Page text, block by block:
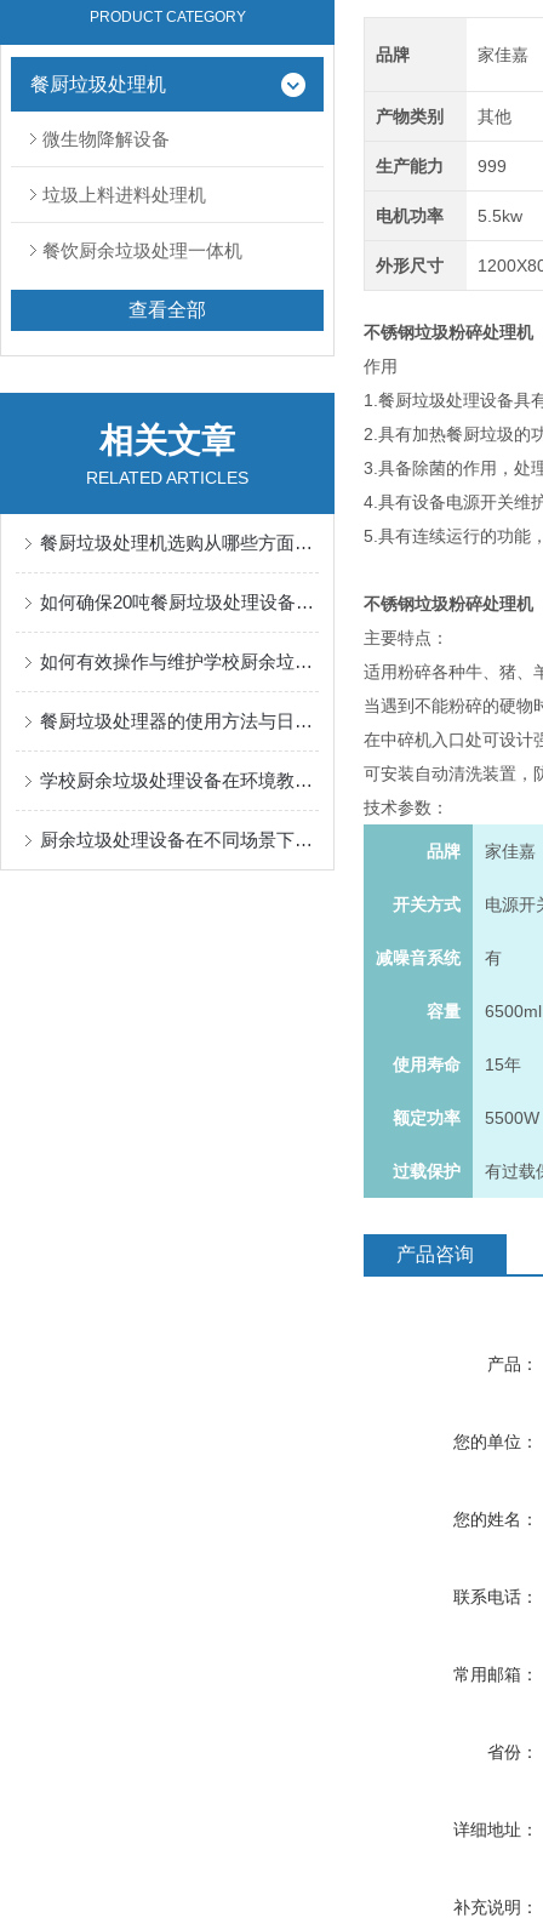
PRODUCT CATEGORY
餐厨垃圾处理机
微生物降解设备
垃圾上料进料处理机
餐饮厨余垃圾处理一体机
查看全部
相关文章
RELATED ARTICLES
餐厨垃圾处理机选购从哪些方面考虑？
如何确保20吨餐厨垃圾处理设备长期稳定运行？
如何有效操作与维护学校厨余垃圾处理设备
餐厨垃圾处理器的使用方法与日常维护指南
学校厨余垃圾处理设备在环境教育中的应用与效果
厨余垃圾处理设备在不同场景下的成功应用分享
品牌 家佳嘉
产物类别 其他
生产能力 999
电机功率 5.5kw
外形尺寸
不锈钢垃圾粉碎处理机
作用
1.餐厨垃圾处理设备具
2.具有加热餐厨垃圾的
3.具备除菌的作用，处
4.具有设备电源开关维
5.具有连续运行的功能
不锈钢垃圾粉碎处理机
主要特点：
适用粉碎各种牛、猪、
当遇到不能粉碎的硬物
在中碎机入口处可设计
可安装自动清洗装置，
技术参数：
品牌 家佳嘉
开关方式 电源开
减噪音系统 有
容量 6500ml
使用寿命 15年
额定功率 5500W
过载保护 有过载
产品咨询
产品：
您的单位：
您的姓名：
联系电话：
常用邮箱：
省份：
详细地址：
补充说明：